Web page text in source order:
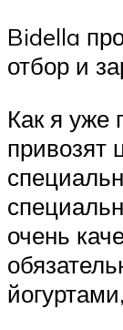
Bidella
отбор и
Как я уже
привозят
очень